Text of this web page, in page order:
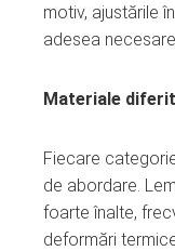
motiv, ajustările
adesea
Materiale
Fiecare
de abordare.
foarte înalte,
deformări